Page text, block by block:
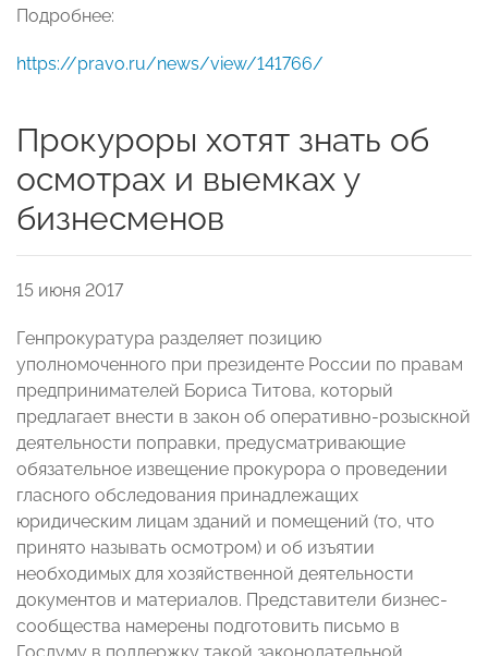
Подробнее:
https://pravo.ru/news/view/141766/
Прокуроры хотят знать об
осмотрах и выемках у
бизнесменов
15 июня 2017
Генпрокуратура разделяет позицию
уполномоченного при президенте России по правам
предпринимателей Бориса Титова, который
предлагает внести в закон об оперативно-розыскной
деятельности поправки, предусматривающие
обязательное извещение прокурора о проведении
гласного обследования принадлежащих
юридическим лицам зданий и помещений (то, что
принято называть осмотром) и об изъятии
необходимых для хозяйственной деятельности
документов и материалов. Представители бизнес-
сообщества намерены подготовить письмо в